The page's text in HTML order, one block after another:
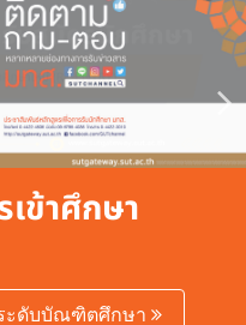
ข้าศึกษา
ะดับบัณฑิตศึกษา